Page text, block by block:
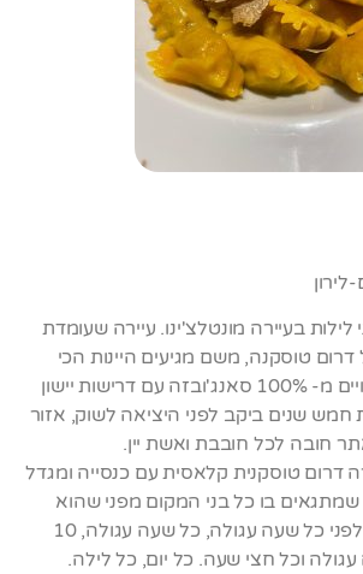
בעיירה מונטלצ'ינו. עיירה שעומדת
דרום טוסקנה, משם מגיעים היינות הכי
גדולים ורציניים, עשויים מ- 100% סאנג'ובזה עם דרישות יישון
שנים ביקב לפני היציאה לשוק, אזור
חובה לכל חובבת ואשת יין.
דרום טוסקנית קלאסית עם כנסייה ומגדל
בו כל בני המקום מפני שהוא
מצלצל חמש דקות לפני כל שעה עגולה, כל שעה עגולה, 10
וכל חצי שעה. כל יום, כל לילה.